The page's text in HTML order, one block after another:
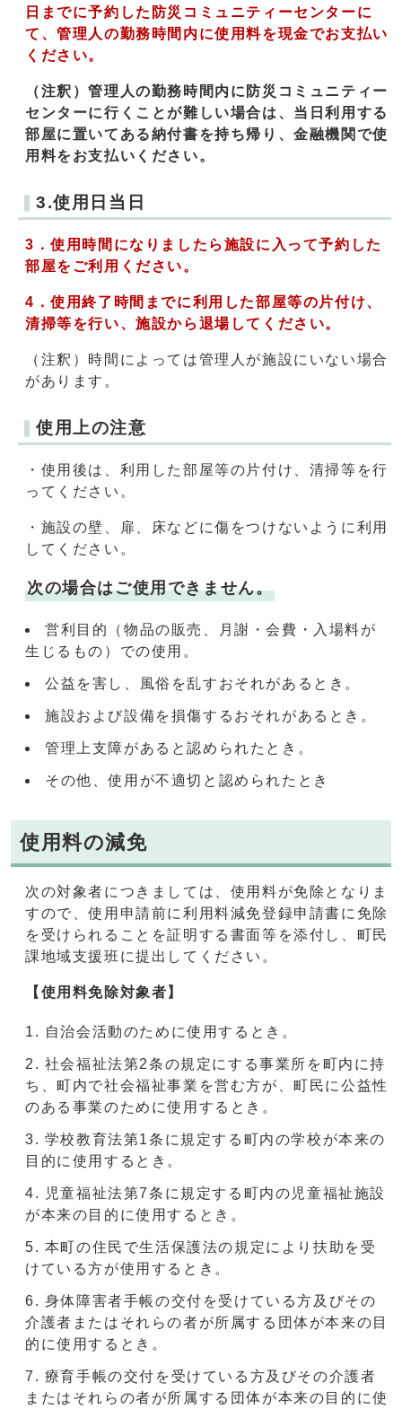
日までに予約した防災コミュニティーセンターに
て、管理人の勤務時間内 に使用料を現金でお支払い
ください。
（注釈）管理人の勤務時間内に防災コミュニティー
センターに行くことが難しい場合は、当日利用する
部屋に置いてある納付書を持ち帰り、金融機関で使
用料をお支払いください。
3.使用日当日
3．使用時間になりましたら施設に入って予約した
部屋をご利用ください。
4．使用終了時間までに利用した部屋等の片付け、
清掃等を行い、施設から退場してください。
（注釈）時間によっては管理人が施設にいない場合
があります。
使用上の注意
・使用後は、利用した部屋等の片付け、清掃等を行
ってください。
・施設の壁、扉、床などに傷をつけないように利用
してください。
次の場合はご使用できません。
営利目的（物品の販売、月謝・会費・入場料が
生じるもの）での使用。
公益を害し、風俗を乱すおそれがあるとき。
施設および設備を損傷するおそれがあるとき。
管理上支障があると認められたとき。
その他、使用が不適切と認められたとき
使用料の減免
次の対象者につきましては、使用料が免除となりま
すので、使用申請前に利用料減免登録申請書に免除
を受けられることを証明する書面等を添付し、町民
課地域支援班に提出してください。
【使用料免除対象者】
自治会活動のために使用するとき。
社会福祉法第2条の規定にする事業所を町内に持
ち、町内で社会福祉事業を営む方が、町民に公益性
のある事業のために使用するとき。
学校教育法第1条に規定する町内の学校が本来の
目的に使用するとき。
児童福祉法第7条に規定する町内の児童福祉施設
が本来の目的に使用するとき。
本町の住民で生活保護法の規定により扶助を受
けている方が使用するとき。
身体障害者手帳の交付を受けている方及びその
介護者またはそれらの者が所属する団体が本来の目
的に使用するとき。
療育手帳の交付を受けている方及びその介護者
またはそれらの者が所属する団体が本来の目的に使